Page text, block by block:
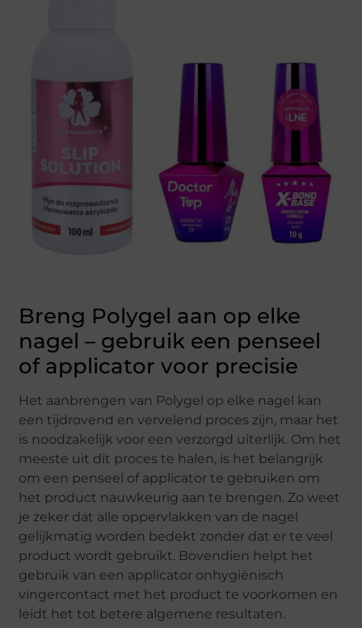
Breng Polygel aan op elke
nagel – gebruik een penseel
of applicator voor precisie
Het aanbrengen van Polygel op elke nagel kan
een tijdrovend en vervelend proces zijn, maar het
is noodzakelijk voor een verzorgd uiterlijk. Om het
meeste uit dit proces te halen, is het belangrijk
om een penseel of applicator te gebruiken om
het product nauwkeurig aan te brengen. Zo weet
je zeker dat alle oppervlakken van de nagel
gelijkmatig worden bedekt zonder dat er te veel
product wordt gebruikt. Bovendien helpt het
gebruik van een applicator onhygiënisch
vingercontact met het product te voorkomen en
leidt het tot betere algemene resultaten.